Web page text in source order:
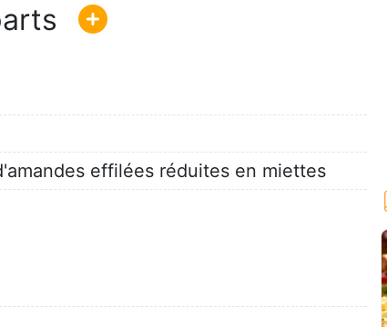
effilées réduites en miettes